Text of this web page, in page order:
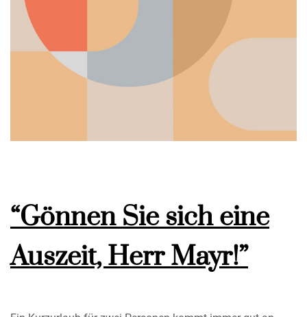
“Gönnen Sie sich eine
Auszeit, Herr Mayr!”